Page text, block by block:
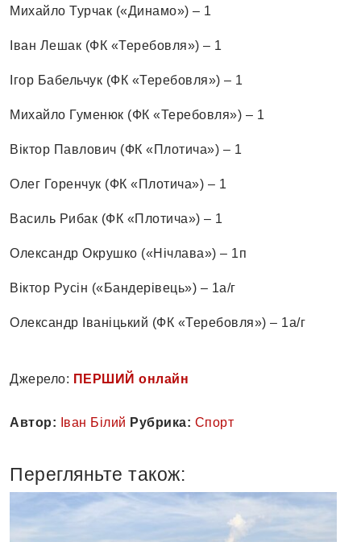
Михайло Турчак («Динамо») – 1
Іван Лешак (ФК «Теребовля») – 1
Ігор Бабельчук (ФК «Теребовля») – 1
Михайло Гуменюк (ФК «Теребовля») – 1
Віктор Павлович (ФК «Плотича») – 1
Олег Горенчук (ФК «Плотича») – 1
Василь Рибак (ФК «Плотича») – 1
Олександр Окрушко («Нічлава») – 1п
Віктор Русін («Бандерівець») – 1а/г
Олександр Іваніцький (ФК «Теребовля») – 1а/г
Джерело: ПЕРШИЙ онлайн
Автор: Іван Білий Рубрика: Спорт
Перегляньте також: